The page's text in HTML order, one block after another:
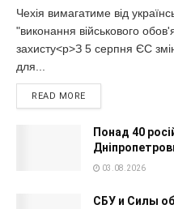
Чехія вимагатиме від
"виконання військового
захисту<p>З 5 серпня ЄС
для...
READ MORE
Понад 40
03.08.2026
СБУ и Силы